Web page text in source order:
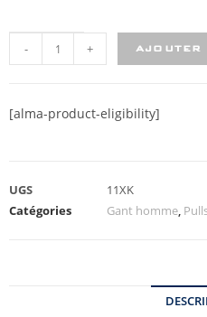
- + AJOUTER
[alma-product-eligibility]
UGS
11XK
Catégories
Gant homme,